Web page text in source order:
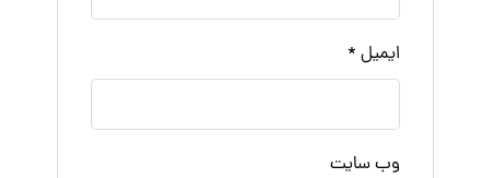
ایمیل *
وب‌ سایت